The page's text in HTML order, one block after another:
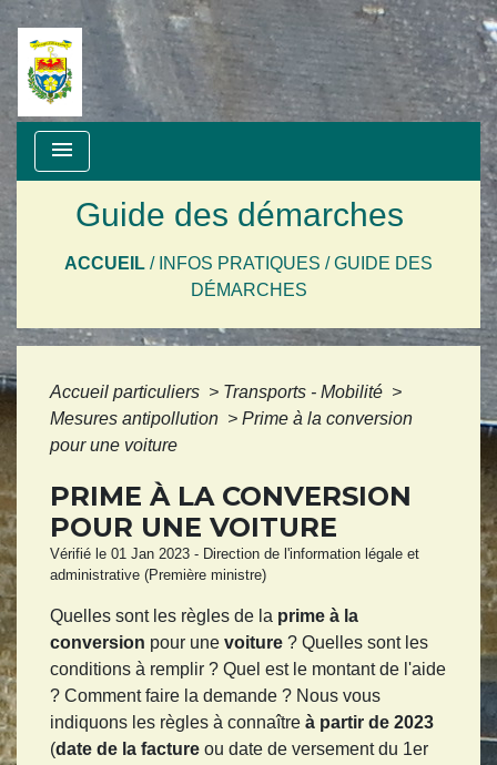
menu
Guide des démarches
ACCUEIL / INFOS PRATIQUES /GUIDE DES
DÉMARCHES
Accueil particuliers > Transports - Mobilité >
Mesures antipollution > Prime à la conversion
pour une voiture
PRIME À LA CONVERSION
POUR UNE VOITURE
Vérifié le 01 Jan 2023 - Direction de l'information légale et
administrative (Première ministre)
Quelles sont les règles de la prime à la
conversion pour une voiture ? Quelles sont les
conditions à remplir ? Quel est le montant de l'aide
? Comment faire la demande ? Nous vous
indiquons les règles à connaître à partir de 2023
(date de la facture ou date de versement du 1er